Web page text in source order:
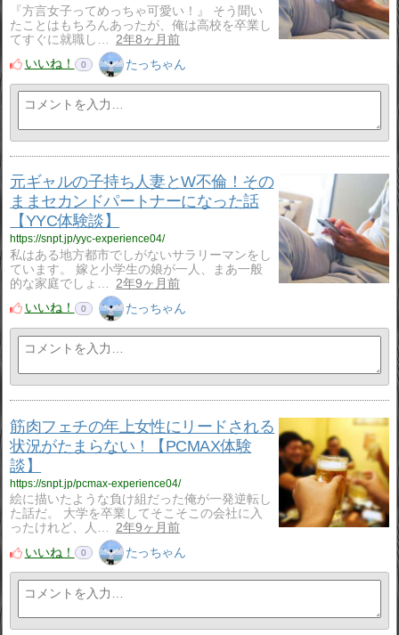
『方言女子ってめっちゃ可愛い！』 そう聞い
たことはもちろんあったが、俺は高校を卒業し
てすぐに就職し…
2年8ヶ月前
いいね！
0 たっちゃん
元ギャルの子持ち人妻とW不倫！その
ままセカンドパートナーになった話
【YYC体験談】
https://snpt.jp/yyc-experience04/
私はある地方都市でしがないサラリーマンをし
ています。 嫁と小学生の娘が一人、まあ一般
的な家庭でしょ…
2年9ヶ月前
いいね！
0 たっちゃん
筋肉フェチの年上女性にリードされる
状況がたまらない！【PCMAX体験
談】
https://snpt.jp/pcmax-experience04/
絵に描いたような負け組だった俺が一発逆転し
た話だ。 大学を卒業してそこそこの会社に入
ったけれど、人…
2年9ヶ月前
いいね！
0 たっちゃん